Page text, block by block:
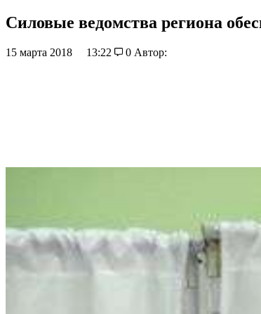
Силовые ведомства региона
15 марта 2018 13:22 0 Автор: